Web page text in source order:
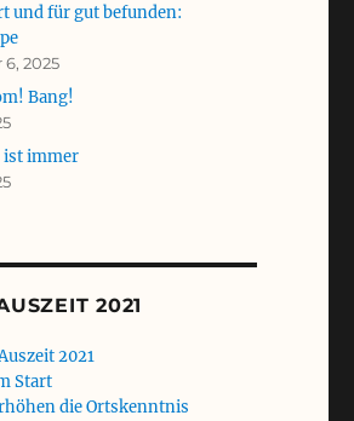
und für gut befunden:
2025
Bang!
ist immer
2021
2021
Start
die Ortskenntnis